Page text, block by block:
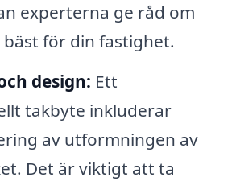
experterna ge råd om
bäst för din fastighet.
design: Ett
takbyte inkluderar
av utformningen av
Det är viktigt att ta